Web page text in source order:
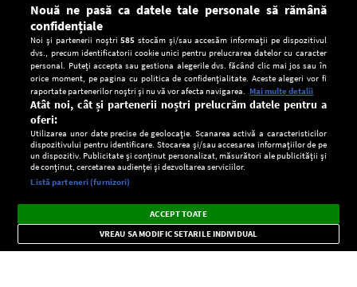
CONFIDENŢIALITATE
Setări:
Dark
Mode
Radio live, podcasturi, știri și alerte
importante.
×
Nouă ne pasă ca datele tale personale să rămână
confidențiale
Noi și partenerii noștri585 stocăm și/sau accesăm informații pe dispozitivul
dvs., precum identificatorii cookie unici pentru prelucrarea datelor cu caracter
personal. Puteți accepta sau gestiona alegerile dvs. făcând clic mai jos sau în
orice moment, pe pagina cu politica de confidențialitate. Aceste alegeri vor fi
raportate partenerilor noștri și nu vă vor afecta navigarea. Mai multe detalii
Atât noi, cât și partenerii noștri prelucrăm datele pentru a
oferi:
Utilizarea unor date precise de geolocație. Scanarea activă a caracteristicilor
dispozitivului pentru identificare. Stocarea și/sau accesarea informațiilor de pe
un dispozitiv. Publicitate și conținut personalizat, măsurători ale publicității și
de conținut, cercetarea audienței și dezvoltarea serviciilor.
Listă parteneri (furnizori)
ACCEPT TOATE
VREAU SA MODIFIC SETARILE INDIVIDUAL